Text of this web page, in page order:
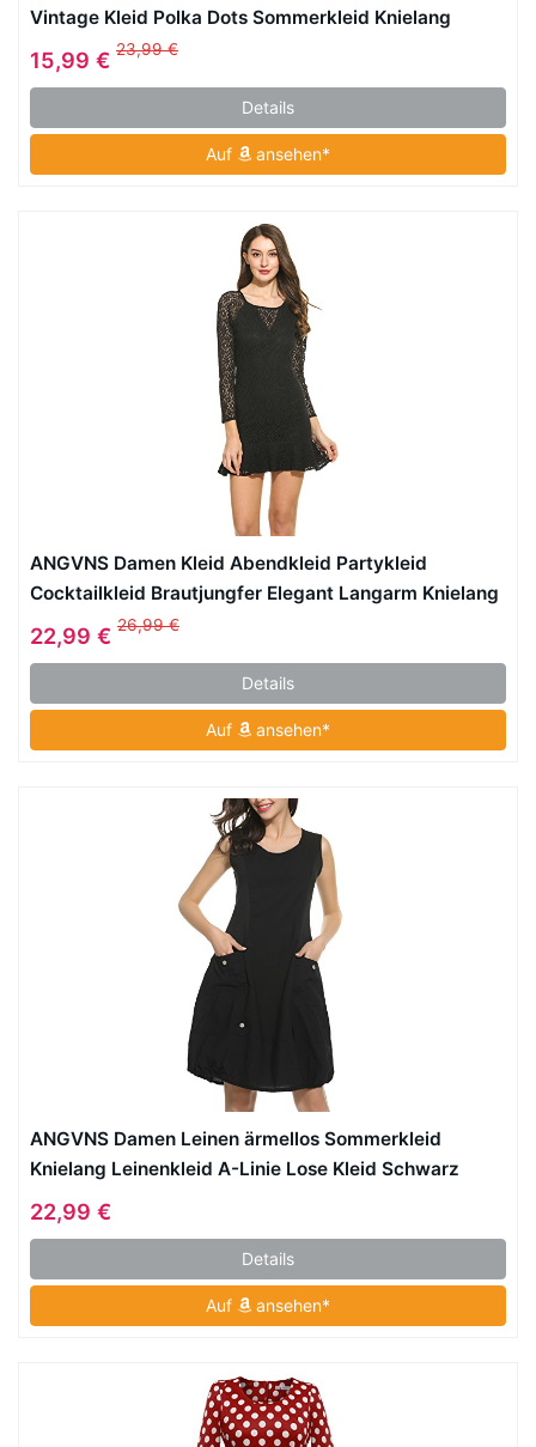
Vintage Kleid Polka Dots Sommerkleid Knielang
15,99 € 23,99 €
Details
Auf ansehen*
ANGVNS Damen Kleid Abendkleid Partykleid
Cocktailkleid Brautjungfer Elegant Langarm Knielang
Party Polyester
22,99 € 26,99 €
Details
Auf ansehen*
ANGVNS Damen Leinen ärmellos Sommerkleid
Knielang Leinenkleid A-Linie Lose Kleid Schwarz
Gr.44
22,99 €
Details
Auf ansehen*